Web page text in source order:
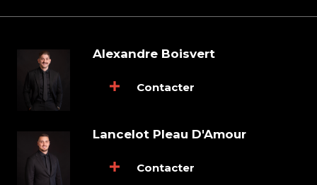
Alexandre Boisvert
Contacter
Lancelot Pleau D'Amour
Contacter